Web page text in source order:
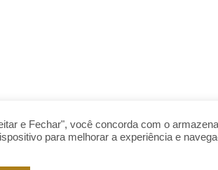
e Fechar", você concorda com o
para melhorar a experiência e